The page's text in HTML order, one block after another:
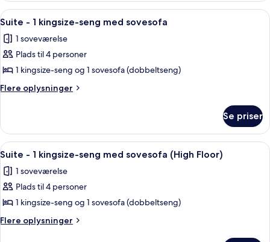
(High
Floor)
queensize-
(High
Floor)
Indlæs
alle
billeder
af
Suite
-
seng
med
sovesofa
Et hotelværelse med en stor seng,
1
Suite - 1 kingsize-seng med sovesofa
1 soveværelse
Plads til 4 personer
1 kingsize-seng og 1 sovesofa (dobbeltseng)
Flere oplysninger
Flere
-
kingsize-
med
sovesofa
Se priser
Indlæs
alle
billeder
af
Suite
-
Et hotelværelse med en stor seng,
1
Suite - 1 kingsize-seng med sovesofa (High Floor)
1 soveværelse
Plads til 4 personer
1 kingsize-seng og 1 sovesofa (dobbeltseng)
Flere oplysninger
Flere